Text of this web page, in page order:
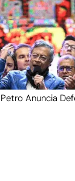
Anuncia